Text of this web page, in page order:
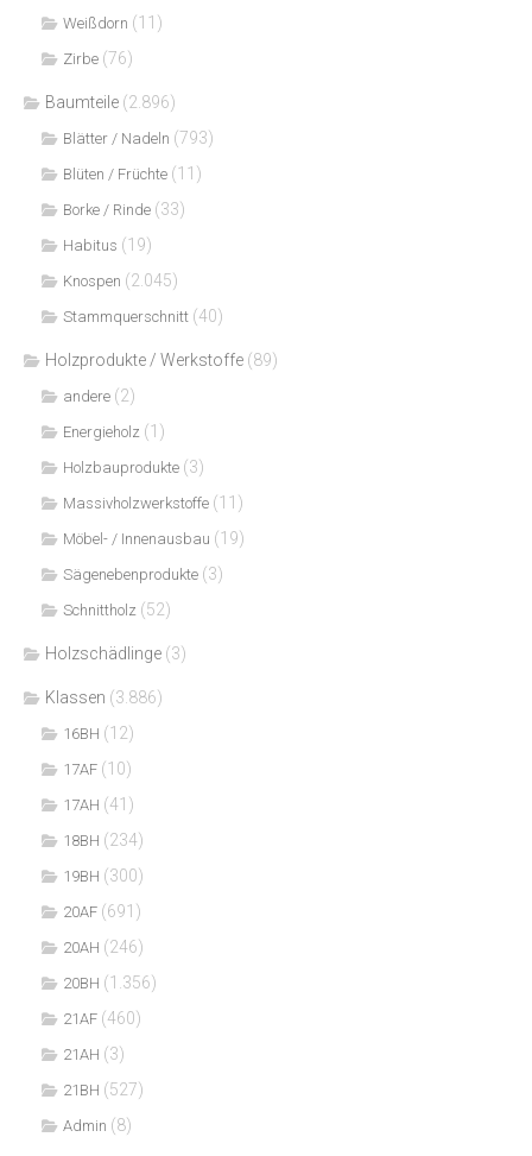
Weißdorn (11)
Zirbe (76)
Baumteile (2.896)
Blätter / Nadeln (793)
Blüten / Früchte (11)
Borke / Rinde (33)
Habitus (19)
Knospen (2.045)
Stammquerschnitt (40)
Holzprodukte / Werkstoffe (89)
andere (2)
Energieholz (1)
Holzbauprodukte (3)
Massivholzwerkstoffe (11)
Möbel- / Innenausbau (19)
Sägenebenprodukte (3)
Schnittholz (52)
Holzschädlinge (3)
Klassen (3.886)
16BH (12)
17AF (10)
17AH (41)
18BH (234)
19BH (300)
20AF (691)
20AH (246)
20BH (1.356)
21AF (460)
21AH (3)
21BH (527)
Admin (8)